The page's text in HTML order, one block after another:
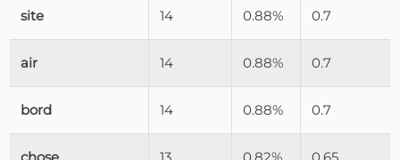
site 14 0.88% 0.7
air 14 0.88% 0.7
bord 14 0.88% 0.7